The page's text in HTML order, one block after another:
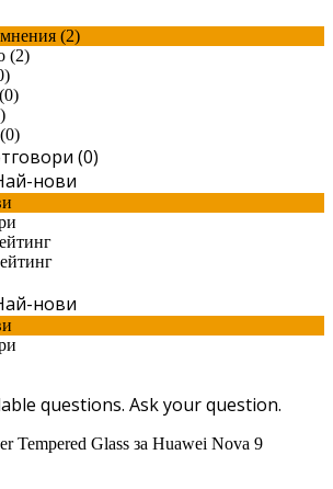
(2)
(2)
(0)
нови
нови
questions. Ask your question.